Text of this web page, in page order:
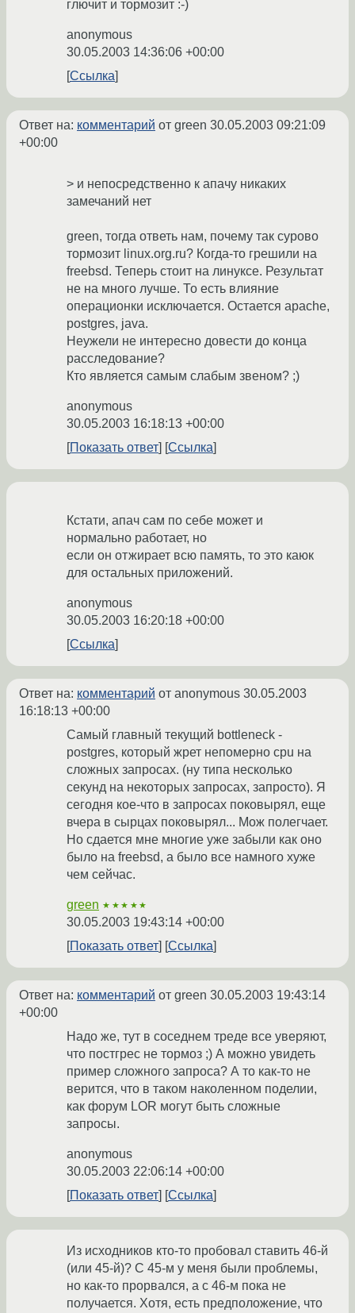
глючит и тормозит :-)
anonymous
30.05.2003 14:36:06 +00:00
Ссылка
Ответ на: комментарий от green 30.05.2003 09:21:09
+00:00
> и непосредственно к апачу никаких
замечаний нет
green, тогда ответь нам, почему так сурово
тормозит linux.org.ru? Когда-то грешили на
freebsd. Теперь стоит на линуксе. Результат
не на много лучше. То есть влияние
операционки исключается. Остается apache,
postgres, java.
Неужели не интересно довести до конца
расследование?
Кто является самым слабым звеном? ;)
anonymous
30.05.2003 16:18:13 +00:00
Показать ответ
Ссылка
Кстати, апач сам по себе может и
нормально работает, но
если он отжирает всю память, то это каюк
для остальных приложений.
anonymous
30.05.2003 16:20:18 +00:00
Ссылка
Ответ на: комментарий от anonymous 30.05.2003
16:18:13 +00:00
Самый главный текущий bottleneck -
postgres, который жрет непомерно cpu на
сложных запросах. (ну типа несколько
секунд на некоторых запросах, запросто). Я
сегодня кое-что в запросах поковырял, еще
вчера в сырцах поковырял... Мож полегчает.
Но сдается мне многие уже забыли как оно
было на freebsd, а было все намного хуже
чем сейчас.
green ★★★★★
30.05.2003 19:43:14 +00:00
Показать ответ
Ссылка
Ответ на: комментарий от green 30.05.2003 19:43:14
+00:00
Надо же, тут в соседнем треде все уверяют,
что постгрес не тормоз ;) А можно увидеть
пример сложного запроса? А то как-то не
верится, что в таком наколенном поделии,
как форум LOR могут быть сложные
запросы.
anonymous
30.05.2003 22:06:14 +00:00
Показать ответ
Ссылка
Из исходников кто-то пробовал ставить 46-й
(или 45-й)? С 45-м у меня были проблемы,
но как-то прорвался, а с 46-м пока не
получается. Хотя, есть предположение, что